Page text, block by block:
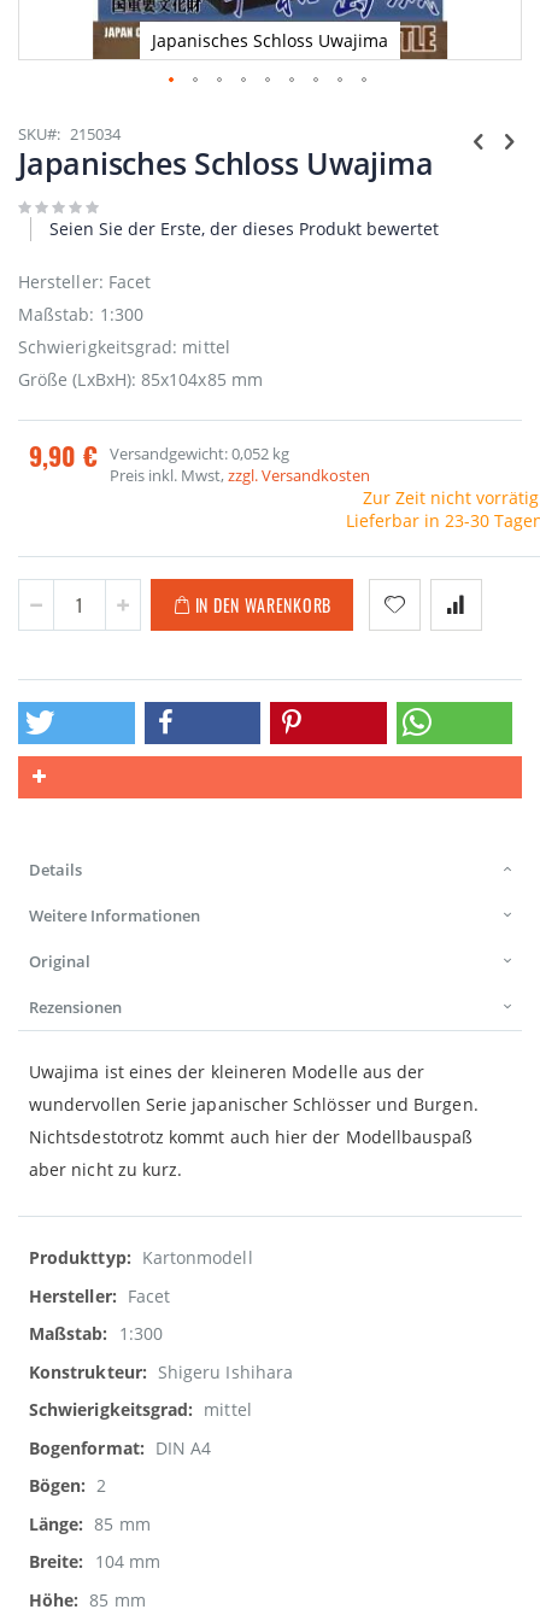
Japanisches Schloss Uwajima
Anfang
der
Bildgalerie
SKU 215034
Japanisches Schloss Uwajima
Seien Sie der Erste, der dieses Produkt bewertet
Hersteller: Facet
Maßstab: 1:300
Schwierigkeitsgrad: mittel
Größe (LxBxH): 85x104x85 mm
9,90 € Versandgewicht: 0,052 kg
Preis inkl. Mwst,zzgl. Versandkosten
Zur Zeit nicht
Lieferbar in 23-30
IN DEN WARENKORB
Details
Weitere Informationen
Original
Rezensionen
Uwajima ist eines der kleineren Modelle aus der
wundervollen Serie japanischer Schlösser und Burgen.
Nichtsdestotrotz kommt auch hier der Modellbauspaß
aber nicht zu kurz.
Weitere
Informationen
Kartonmodell
Facet
1:300
Shigeru Ishihara
mittel
DIN A4
2
85 mm
104 mm
85 mm